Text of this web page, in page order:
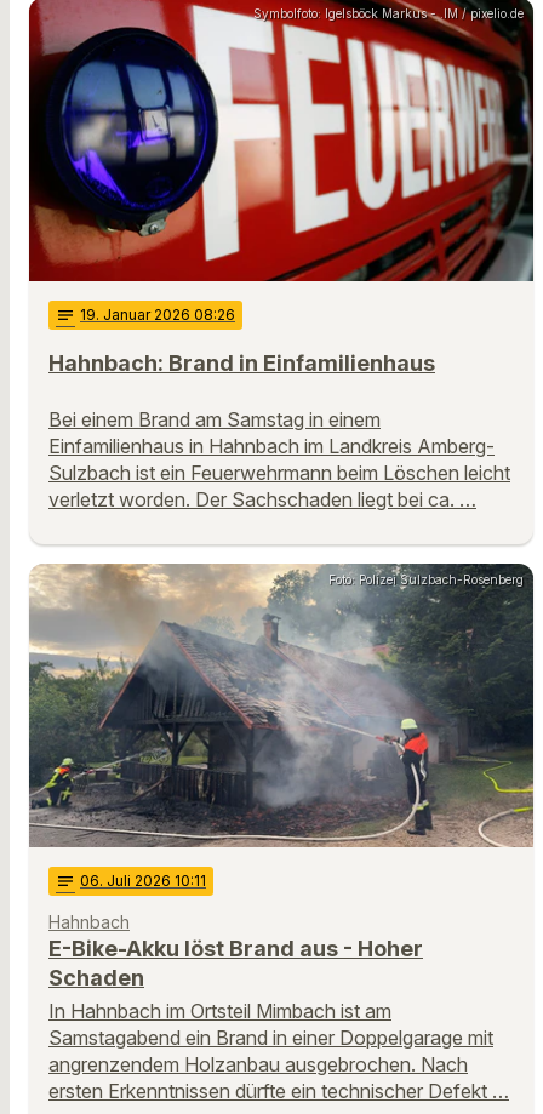
Symbolfoto: Igelsböck Markus - .IM / pixelio.de
notes 19. Januar 2026 08:26
Hahnbach: Brand in Einfamilienhaus
Bei einem Brand am Samstag in einem
Einfamilienhaus in Hahnbach im Landkreis Amberg-
Sulzbach ist ein Feuerwehrmann beim Löschen leicht
verletzt worden. Der Sachschaden liegt bei ca. …
Foto: Polizei Sulzbach-Rosenberg
notes 06. Juli 2026 10:11
Hahnbach
E-Bike-Akku löst Brand aus - Hoher
Schaden
In Hahnbach im Ortsteil Mimbach ist am
Samstagabend ein Brand in einer Doppelgarage mit
angrenzendem Holzanbau ausgebrochen. Nach
ersten Erkenntnissen dürfte ein technischer Defekt …